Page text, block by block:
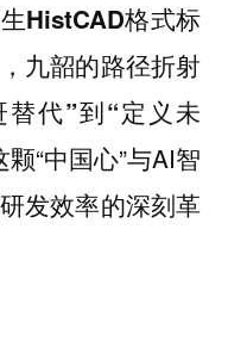
HistCAD格式标
九韶的路径折射
代”到“定义未
“中国心”与AI智
发效率的深刻革